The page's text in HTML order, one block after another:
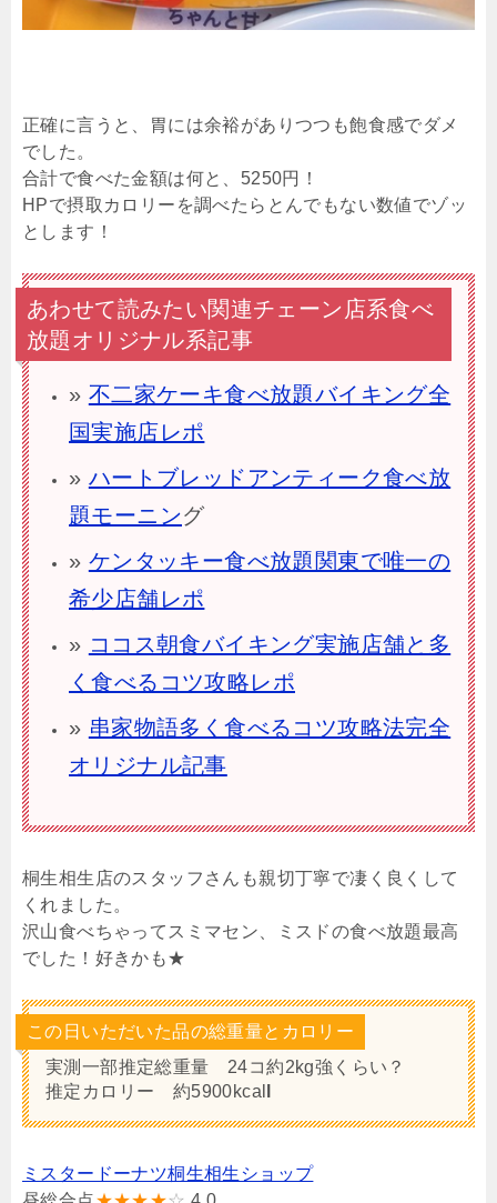
正確に言うと、胃には余裕がありつつも飽食感でダメ
でした。
合計で食べた金額は何と、5250円！
HPで摂取カロリーを調べたらとんでもない数値でゾッ
とします！
あわせて読みたい関連チェーン店系食べ
放題オリジナル系記事
» 不二家ケーキ食べ放題バイキング全
国実施店レポ
» ハートブレッドアンティーク食べ放
題モーニング
» ケンタッキー食べ放題関東で唯一の
希少店舗レポ
» ココス朝食バイキング実施店舗と多
く食べるコツ攻略レポ
» 串家物語多く食べるコツ攻略法完全
オリジナル記事
桐生相生店のスタッフさんも親切丁寧で凄く良くして
くれました。
沢山食べちゃってスミマセン、ミスドの食べ放題最高
でした！好きかも★
この日いただいた品の総重量とカロリー
実測一部推定総重量 24コ約2kg強くらい？
推定カロリー 約5900kcal
ミスタードーナツ桐生相生ショップ